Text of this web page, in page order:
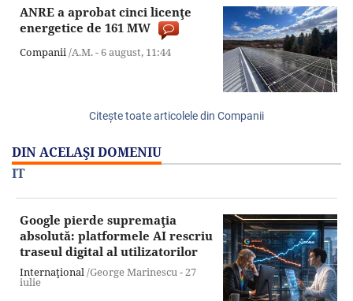
ANRE a aprobat cinci licenţe
energetice de 161 MW
Companii/A.M. -6 august, 11:44
Citeşte toate articolele din Companii
DIN ACELAŞI DOMENIU
IT
Google pierde supremaţia
absolută: platformele AI rescriu
traseul digital al utilizatorilor
Internaţional/George Marinescu -27
iulie